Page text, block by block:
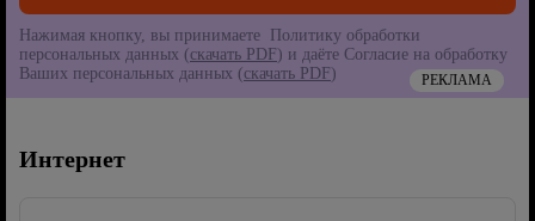
Нажимая кнопку, вы принимаете Политику обработки
персональных данных (скачать PDF) и даёте Согласие на обработку
Ваших персональных данных (скачать PDF) РЕКЛАМА
Интернет